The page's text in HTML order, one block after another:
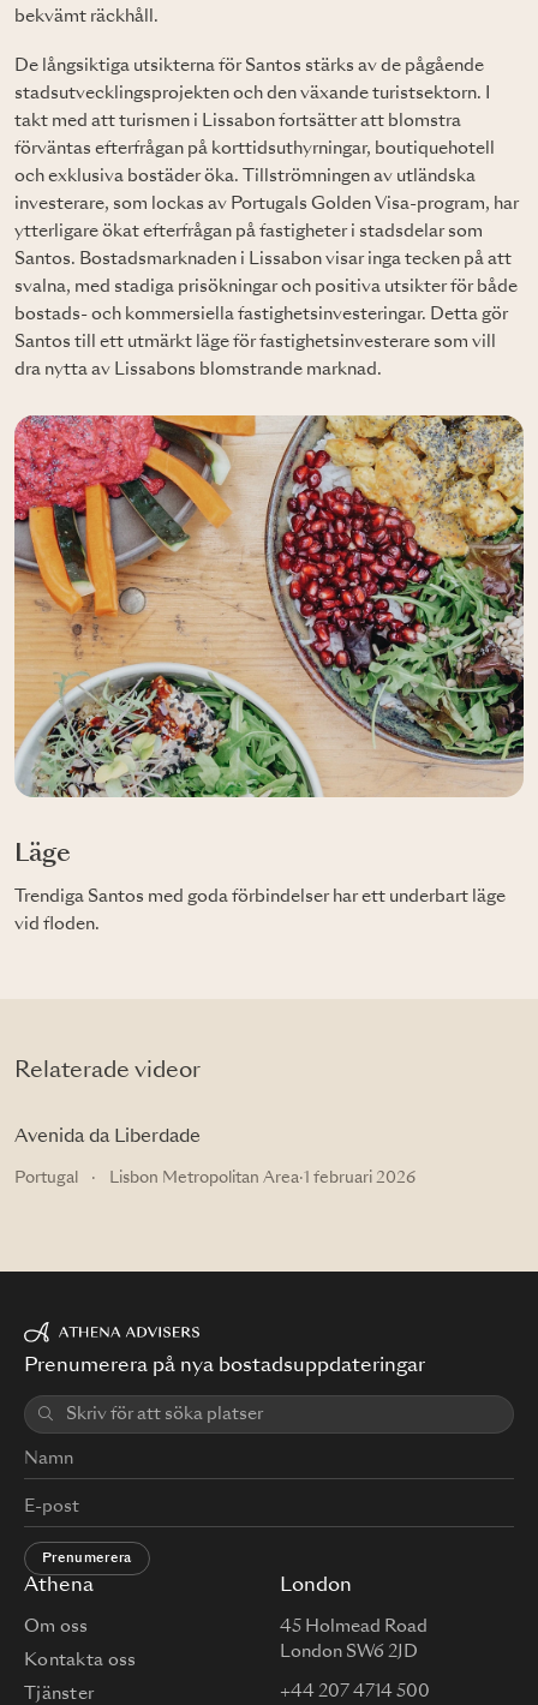
bekvämt räckhåll.
De långsiktiga utsikterna för Santos stärks av de pågående
stadsutvecklingsprojekten och den växande turistsektorn. I
takt med att turismen i Lissabon fortsätter att blomstra
förväntas efterfrågan på korttidsuthyrningar, boutiquehotell
och exklusiva bostäder öka. Tillströmningen av utländska
investerare, som lockas av Portugals Golden Visa-program, har
ytterligare ökat efterfrågan på fastigheter i stadsdelar som
Santos. Bostadsmarknaden i Lissabon visar inga tecken på att
svalna, med stadiga prisökningar och positiva utsikter för både
bostads- och kommersiella fastighetsinvesteringar. Detta gör
Santos till ett utmärkt läge för fastighetsinvesterare som vill
dra nytta av Lissabons blomstrande marknad.
Läge
Trendiga Santos med goda förbindelser har ett underbart läge
vid floden.
Relaterade videor
Avenida da Liberdade
Portugal · Lisbon Metropolitan Area· 1 februari 2026
Athena
Om oss
Kontakta oss
Tjänster
London
45 Holmead Road
London SW6 2JD
+44 207 4714 500
Prenumerera på nya bostadsuppdateringar
Prenumerera